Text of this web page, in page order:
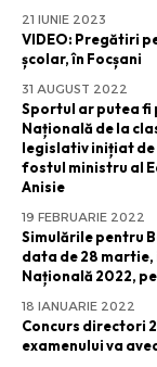
21 IUNIE 2023
VIDEO: Pregătiri
școlar, în Focșani
31 AUGUST 2022
Sportul ar putea fi
Națională de la
legislativ inițiat de
fostul ministru al
Anisie
19 FEBRUARIE 2022
Simulările pentru
data de 28
Națională 2022,
18 IANUARIE 2022
Concurs directori
examenului va